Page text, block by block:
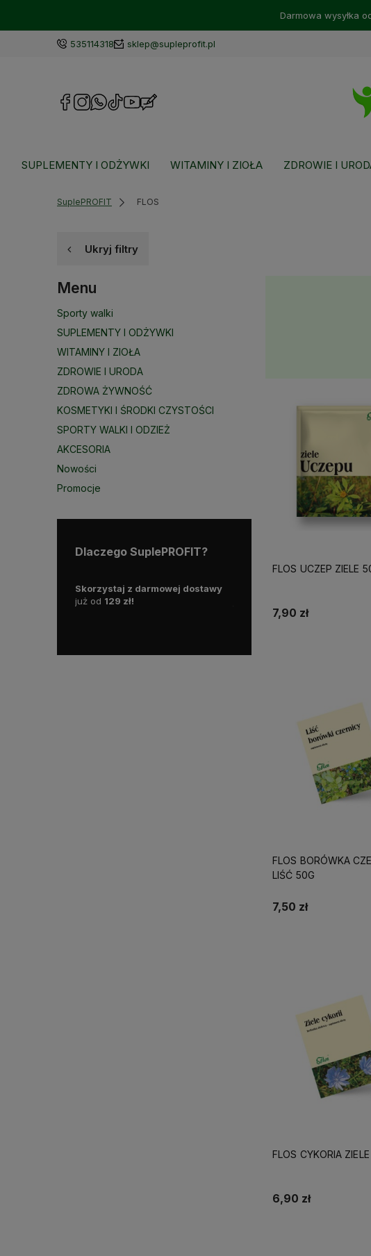
Darmowa wysyłka
535114318 sklep@supleprofit.pl
SUPLEMENTY I ODŻYWKI WITAMINY I ZIOŁA ZDROWIE I
SuplePROFIT FLOS
Ukryj filtry
Menu
Sporty walki
SUPLEMENTY I ODŻYWKI
WITAMINY I ZIOŁA
ZDROWIE I URODA
ZDROWA ŻYWNOŚĆ
KOSMETYKI I ŚRODKI CZYSTOŚCI
SPORTY WALKI I ODZIEŻ
AKCESORIA
Nowości
Promocje
Dlaczego SuplePROFIT?
Skorzystaj z darmowej dostawy
już od 129 zł!
polskim rynku.
FLOS UCZEP ZIELE
7,90 zł
FLOS BORÓWKA
LIŚĆ 50G
7,50 zł
FLOS CYKORIA
6,90 zł